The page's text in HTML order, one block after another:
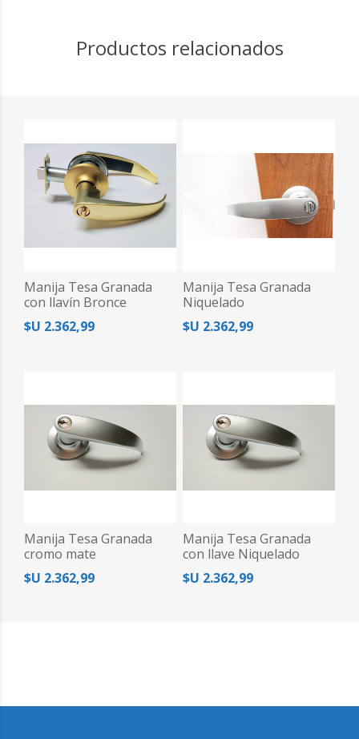
Productos relacionados
Manija Tesa Granada
con llavín Bronce
$U 2.362,99
Manija Tesa Granada
Niquelado
$U 2.362,99
Manija Tesa Granada
cromo mate
$U 2.362,99
Manija Tesa Granada
con llave Niquelado
$U 2.362,99